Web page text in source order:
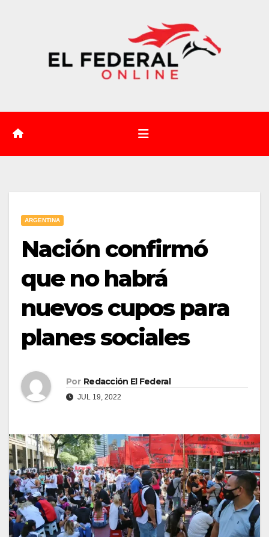
ARGENTINA
Nación confirmó
que no habrá
nuevos cupos para
planes sociales
Por Redacción El Federal
JUL 19, 2022